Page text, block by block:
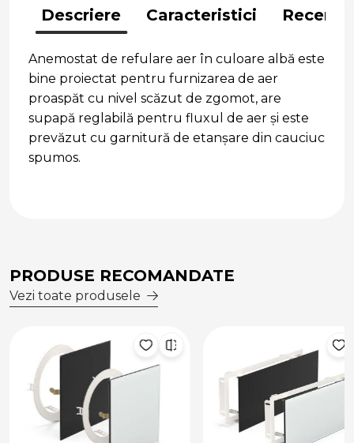
Descriere Caracteristici
Anemostat de refulare aer în culoare albă este
bine proiectat pentru furnizarea de aer
proaspăt cu nivel scăzut de zgomot, are
supapă reglabilă pentru fluxul de aer și este
prevăzut cu garnitură de etanșare din cauciuc
spumos.
PRODUSE RECOMANDATE
Vezi toate produsele